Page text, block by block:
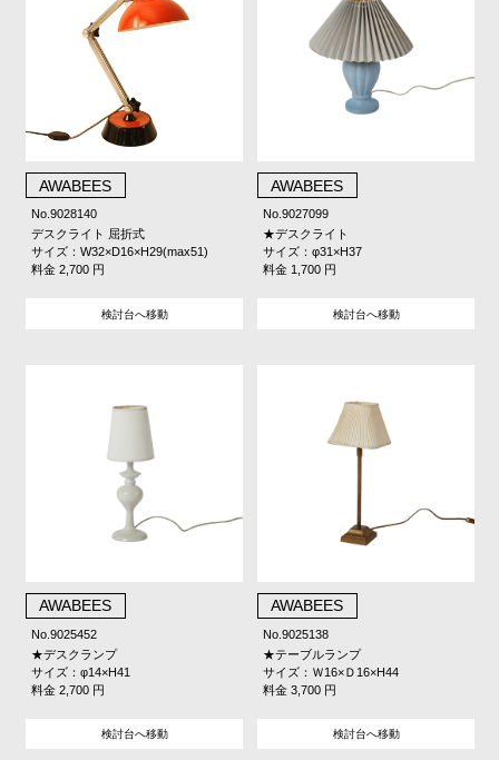
AWABEES
No.9028140
デスクライト 屈折式
サイズ：W32×D16×H29(max51)
料金 2,700 円
検討台へ移動
AWABEES
No.9027099
★デスクライト
サイズ：φ31×H37
料金 1,700 円
検討台へ移動
AWABEES
No.9025452
★デスクランプ
サイズ：φ14×H41
料金 2,700 円
検討台へ移動
AWABEES
No.9025138
★テーブルランプ
サイズ：Ｗ16×Ｄ16×H44
料金 3,700 円
検討台へ移動